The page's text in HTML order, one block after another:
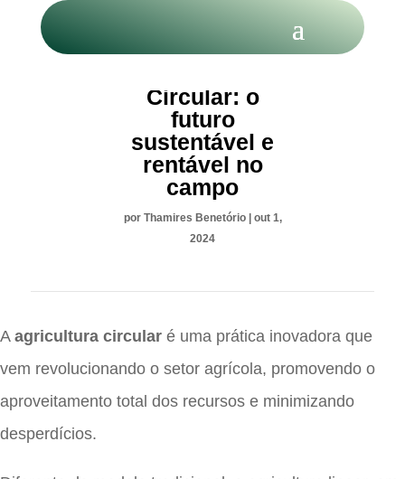
Circular: o
futuro
sustentável e
rentável no
campo
por Thamires Benetório| out 1,
2024
A agricultura circular é uma prática inovadora que
vem revolucionando o setor agrícola, promovendo o
aproveitamento total dos recursos e minimizando
desperdícios.